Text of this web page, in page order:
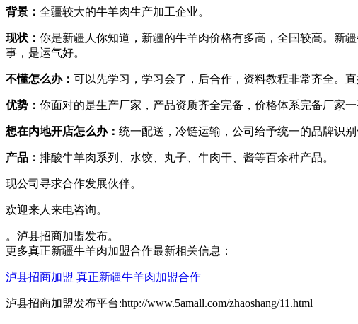
背景： 全疆较大的牛羊肉生产加工企业。
现状： 你是新疆人你知道，新疆的牛羊肉价格有多高，全国较高。新
事，是运气好。
不懂怎么办： 可以先学习，学习会了，后合作，资料教程非常齐全。
优势： 你面对的是生产厂家，产品资质齐全完备，价格体系完备厂家
想在内地开店怎么办： 统一配送，冷链运输，公司给予统一的品牌识
产品： 排酸牛羊肉系列、水饺、丸子、牛肉干、酱等百余种产品。
现公司寻求合作发展伙伴。
欢迎来人来电咨询。
。泸县招商加盟发布。
更多真正新疆牛羊肉加盟合作最新相关信息：
泸县招商加盟 真正新疆牛羊肉加盟合作
泸县招商加盟发布平台:http://www.5amall.com/zhaoshang/11.html